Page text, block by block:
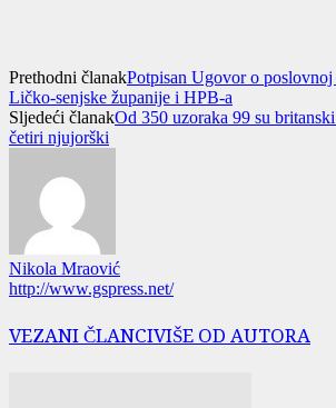
Prethodni članakPotpisan Ugovor o
Ličko-senjske županije i HPB-a
Sljedeći članakOd 350 uzoraka 99 su
četiri njujorški
Nikola Mraović
http://www.gspress.net/
VEZANI ČLANCIVIŠE OD AUTORA